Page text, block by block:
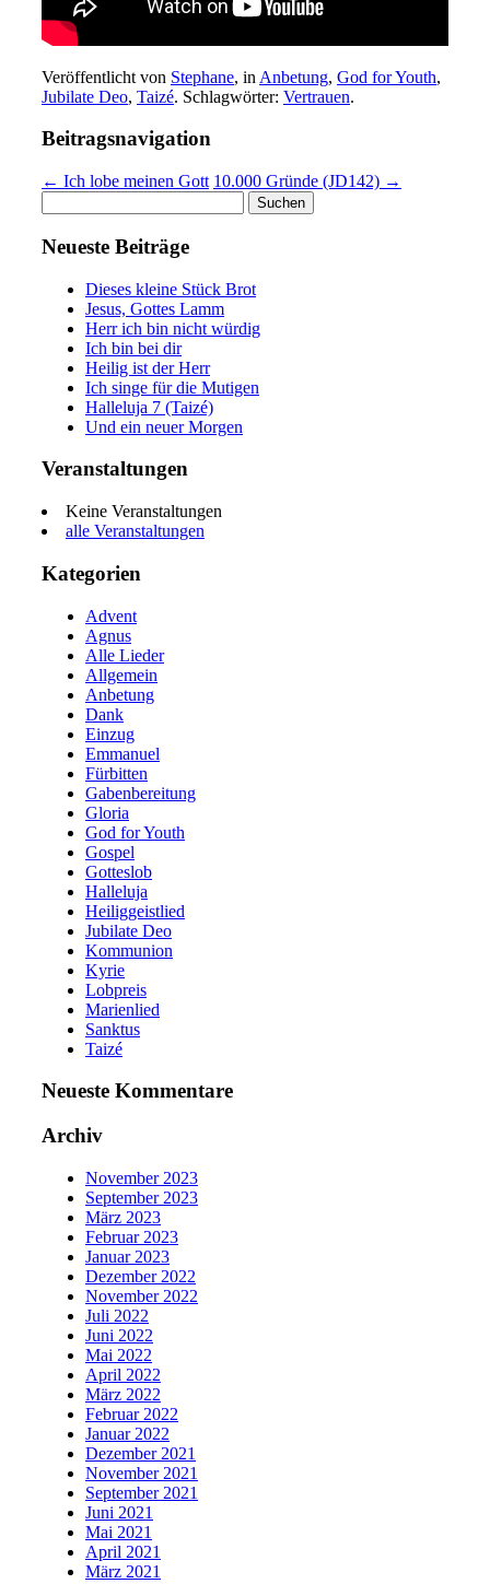
Veröffentlicht von Stephane, in Anbetung, God for Youth,
Jubilate Deo, Taizé. Schlagwörter: Vertrauen.
Beitragsnavigation
← Ich lobe meinen Gott 10.000 Gründe (JD142) →
nach:
Neueste Beiträge
Dieses kleine Stück Brot
Jesus, Gottes Lamm
Herr ich bin nicht würdig
Ich bin bei dir
Heilig ist der Herr
Ich singe für die Mutigen
Halleluja 7 (Taizé)
Und ein neuer Morgen
Veranstaltungen
Keine Veranstaltungen
alle Veranstaltungen
Kategorien
Advent
Agnus
Alle Lieder
Allgemein
Anbetung
Dank
Einzug
Emmanuel
Fürbitten
Gabenbereitung
Gloria
God for Youth
Gospel
Gotteslob
Halleluja
Heiliggeistlied
Jubilate Deo
Kommunion
Kyrie
Lobpreis
Marienlied
Sanktus
Taizé
Neueste Kommentare
Archiv
November 2023
September 2023
März 2023
Februar 2023
Januar 2023
Dezember 2022
November 2022
Juli 2022
Juni 2022
Mai 2022
April 2022
März 2022
Februar 2022
Januar 2022
Dezember 2021
November 2021
September 2021
Juni 2021
Mai 2021
April 2021
März 2021